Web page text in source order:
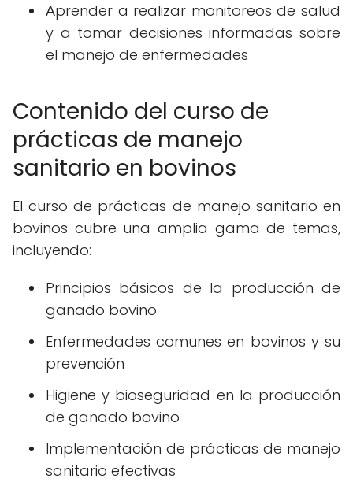
Аprender a realizar monitoreos de salud
y a tomar decisiones informadas sobre
el manejo de enfermedades
Contenido del curso de
prácticas de manejo
sanitario en bovinos
El curso de prácticas de manejo sanitario en
bovinos cubre una amplia gama de temas,
incluyendo:
Principios básicos de la producción de
ganado bovino
Enfermedades comunes en bovinos y su
prevención
Higiene y bioseguridad en la producción
de ganado bovino
Implementación de prácticas de manejo
sanitario efectivas